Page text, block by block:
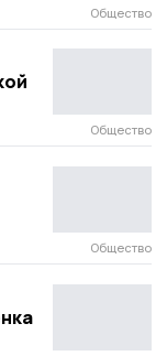
Общество
Общество
Общество